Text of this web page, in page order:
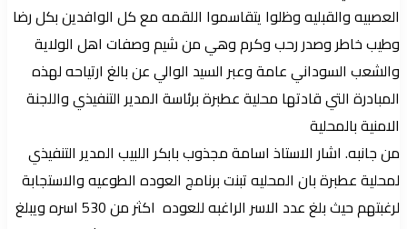
العصبيه والقبليه وظلوا يتقاسموا اللقمه مع كل الوافدين بكل رضا
وطيب خاطر وصدر رحب وكرم وهي من شيم وصفات اهل الولاية
والشعب السوداني عامة وعبر السيد الوالي عن بالغ ارتياحه لهذه
المبادرة التي قادتها محلية عطبرة برئاسة المدير التنفيذي واللجنة
الامنية بالمحلية
من جانبه. اشار الاستاذ اسامة مجذوب بابكر اللبيب المدير التنفيذي
لمحلية عطبرة بان المحليه تبنت برنامج العوده الطوعيه والاستجابة
لرغبتهم حيث بلغ عدد الاسر الراغبه للعوده اكثر من 530 اسره ويبلغ